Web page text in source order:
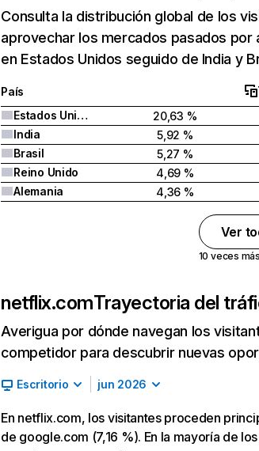
Consulta la distribución global de los
aprovechar los mercados pasados
en Estados Unidos seguido de India y
País
Estados Unidos
20,63 %
India
5,92 %
Brasil
5,27 %
Reino Unido
4,69 %
Alemania
4,36 %
Ver
10 veces
netflix.comTrayectoria del
Averigua por dónde navegan los
competidor para descubrir nuevas
Escritorio jun 2026
En netflix.com, los visitantes proceden
de google.com (7,16 %). En la mayoría de